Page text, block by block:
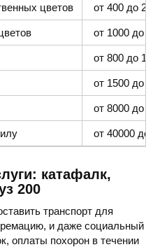
цветов от 400 до
от 1000 до
от 800 до
от 1500 до
от 8000 до 25
от 40000 до
катафалк,
200
транспорт для
и даже социальный
оплаты похорон в течении